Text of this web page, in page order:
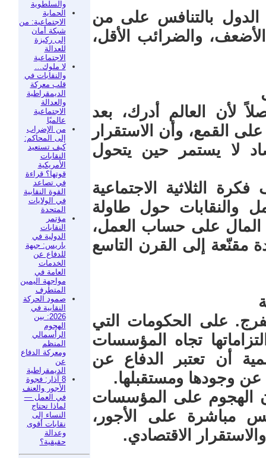
والسلطوية
الحماية
الاجتماعية: من
شبكة أمان
إلى ركيزة
للعدالة
الاجتماعية
لا ملوك…
والنقابات في
قلب معركة
الديمقراطية
والعدالة
الاجتماعية
عالميًا
من الإضراب
إلى المحاكم:
كيف تستعيد
النقابات
الأمريكية
قوتها؟ قراءة
في تصاعد
القوة النقابية
في الولايات
المتحدة
مؤتمر
النقابات
الدولية في
باريس: جبهة
للدفاع عن
الخدمات
العامة في
مواجهة اليمين
المتطرف
صمود الحركة
النقابية في
2026: بين
الهجوم
الرأسمالي
المنظم
ومعركة الدفاع
عن
الديمقراطية
8 آذار: فجوة
الأجور والعنف
في العمل —
لماذا تحتاج
النساء إلى
نقابات أقوى
وعدالة
حقيقية؟
الدول بالتنافس على من
والضرائب الأقل،
لأن العالم أدرك، بعد
القمع، وأن الاستقرار
لا يستمر حين يتحول
الثلاثية الاجتماعية
والنقابات حول طاولة
المال على حساب العمل،
مقنّعة إلى القرن التاسع
على الحكومات التي
تجاه المؤسسات
أن تعتبر الدفاع عن
عن وجودها ومستقبلها.
الهجوم على المؤسسات
مباشرة على الأجور،
الاقتصادي.